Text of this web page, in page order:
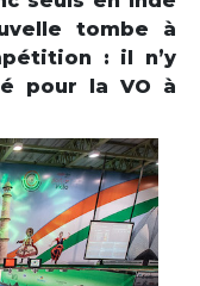
tombe à
: il n’y
pour la VO à